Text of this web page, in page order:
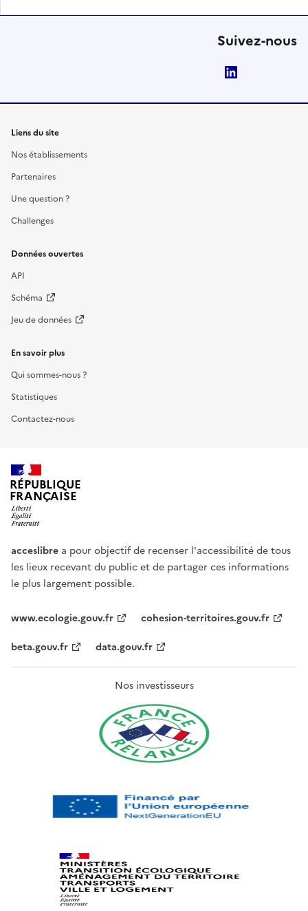
Suivez-nous
Liens du site
Nos établissements
Partenaires
Une question ?
Challenges
Données ouvertes
API
Schéma
Jeu de données
En savoir plus
Qui sommes-nous ?
Statistiques
Contactez-nous
RÉPUBLIQUE
FRANÇAISE
acceslibre a pour objectif de recenser l'accessibilité de tous
les lieux recevant du public et de partager ces informations
le plus largement possible.
www.ecologie.gouv.fr
cohesion-territoires.gouv.fr
beta.gouv.fr
data.gouv.fr
Nos investisseurs